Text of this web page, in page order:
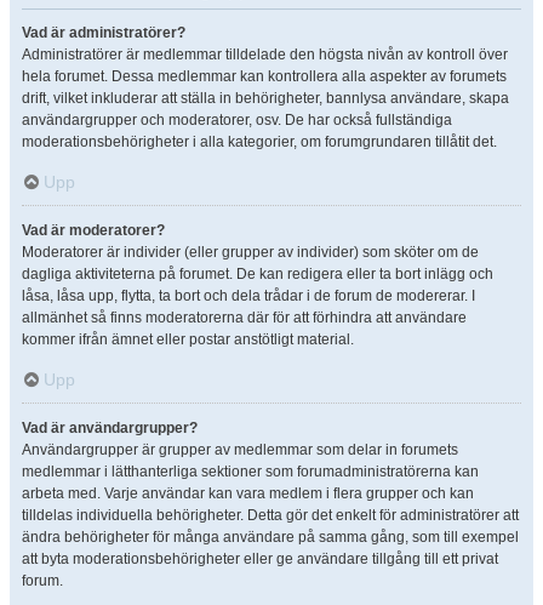
Vad är administratörer?
Administratörer är medlemmar tilldelade den högsta nivån av kontroll över
hela forumet. Dessa medlemmar kan kontrollera alla aspekter av forumets
drift, vilket inkluderar att ställa in behörigheter, bannlysa användare, skapa
användargrupper och moderatorer, osv. De har också fullständiga
moderationsbehörigheter i alla kategorier, om forumgrundaren tillåtit det.
Upp
Vad är moderatorer?
Moderatorer är individer (eller grupper av individer) som sköter om de
dagliga aktiviteterna på forumet. De kan redigera eller ta bort inlägg och
låsa, låsa upp, flytta, ta bort och dela trådar i de forum de modererar. I
allmänhet så finns moderatorerna där för att förhindra att användare
kommer ifrån ämnet eller postar anstötligt material.
Upp
Vad är användargrupper?
Användargrupper är grupper av medlemmar som delar in forumets
medlemmar i lätthanterliga sektioner som forumadministratörerna kan
arbeta med. Varje användar kan vara medlem i flera grupper och kan
tilldelas individuella behörigheter. Detta gör det enkelt för administratörer att
ändra behörigheter för många användare på samma gång, som till exempel
att byta moderationsbehörigheter eller ge användare tillgång till ett privat
forum.